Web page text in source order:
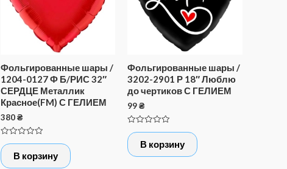
Фольгированные шары /
1204-0127 Ф Б/РИС 32″
СЕРДЦЕ Металлик
Красное(FM) С ГЕЛИЕМ
380₴
Оценка
0
5
В корзину
Фольгированные шары /
3202-2901 Р 18″ Люблю
до чертиков С ГЕЛИЕМ
99₴
Оценка
0
5
В корзину